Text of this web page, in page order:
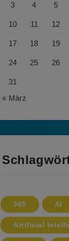
3 4 5
10 11 12
17 18 19
24 25 26
31
« März
365 AI
Artificial